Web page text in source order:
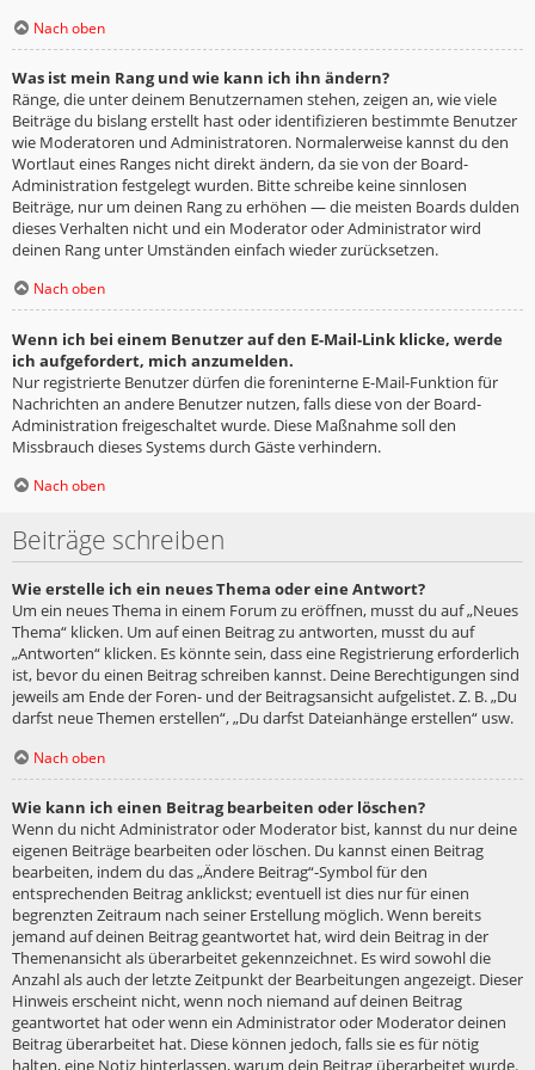
Nach oben
Was ist mein Rang und wie kann ich ihn ändern?
Ränge, die unter deinem Benutzernamen stehen, zeigen an, wie viele
Beiträge du bislang erstellt hast oder identifizieren bestimmte Benutzer
wie Moderatoren und Administratoren. Normalerweise kannst du den
Wortlaut eines Ranges nicht direkt ändern, da sie von der Board-
Administration festgelegt wurden. Bitte schreibe keine sinnlosen
Beiträge, nur um deinen Rang zu erhöhen — die meisten Boards dulden
dieses Verhalten nicht und ein Moderator oder Administrator wird
deinen Rang unter Umständen einfach wieder zurücksetzen.
Nach oben
Wenn ich bei einem Benutzer auf den E-Mail-Link klicke, werde
ich aufgefordert, mich anzumelden.
Nur registrierte Benutzer dürfen die foreninterne E-Mail-Funktion für
Nachrichten an andere Benutzer nutzen, falls diese von der Board-
Administration freigeschaltet wurde. Diese Maßnahme soll den
Missbrauch dieses Systems durch Gäste verhindern.
Nach oben
Beiträge schreiben
Wie erstelle ich ein neues Thema oder eine Antwort?
Um ein neues Thema in einem Forum zu eröffnen, musst du auf „Neues
Thema“ klicken. Um auf einen Beitrag zu antworten, musst du auf
„Antworten“ klicken. Es könnte sein, dass eine Registrierung erforderlich
ist, bevor du einen Beitrag schreiben kannst. Deine Berechtigungen sind
jeweils am Ende der Foren- und der Beitragsansicht aufgelistet. Z. B. „Du
darfst neue Themen erstellen“, „Du darfst Dateianhänge erstellen“ usw.
Nach oben
Wie kann ich einen Beitrag bearbeiten oder löschen?
Wenn du nicht Administrator oder Moderator bist, kannst du nur deine
eigenen Beiträge bearbeiten oder löschen. Du kannst einen Beitrag
bearbeiten, indem du das „Ändere Beitrag“-Symbol für den
entsprechenden Beitrag anklickst; eventuell ist dies nur für einen
begrenzten Zeitraum nach seiner Erstellung möglich. Wenn bereits
jemand auf deinen Beitrag geantwortet hat, wird dein Beitrag in der
Themenansicht als überarbeitet gekennzeichnet. Es wird sowohl die
Anzahl als auch der letzte Zeitpunkt der Bearbeitungen angezeigt. Dieser
Hinweis erscheint nicht, wenn noch niemand auf deinen Beitrag
geantwortet hat oder wenn ein Administrator oder Moderator deinen
Beitrag überarbeitet hat. Diese können jedoch, falls sie es für nötig
halten, eine Notiz hinterlassen, warum dein Beitrag überarbeitet wurde.